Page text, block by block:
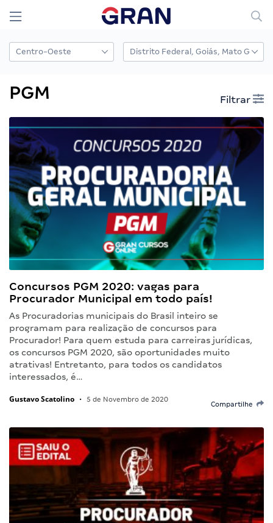
PGM Filtrar
Concursos PGM 2020: vagas para
Procurador Municipal em todo país!
As Procuradorias municipais do Brasil inteiro se
programam para realização de concursos para
Procurador! Para quem estuda para carreiras jurídicas,
os concursos PGM 2020, são oportunidades muito
atrativas! Entretanto, para todos os candidatos
interessados, é…
Gustavo Scatolino • 5 de Novembro de 2020
Compartilhe